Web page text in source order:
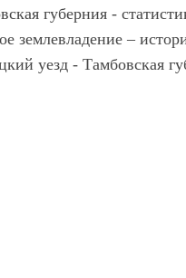
губерния -
землевладение –
уезд - Тамбовская